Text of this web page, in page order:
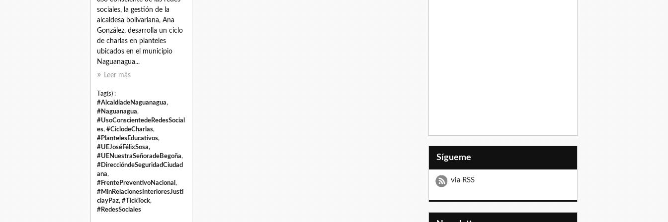
sociales, la gestión de la
alcaldesa bolivariana, Ana
González, desarrolla un ciclo
de charlas en planteles
ubicados en el municipio
Naguanagua...
Leer más
Tag(s) :
#AlcaldíadeNaguanagua,
#Naguanagua,
#UsoConscientedeRedesSocial
es, #CiclodeCharlas,
#PlantelesEducativos,
#UEJoséFélixSosa,
#UENuestraSeñoradeBegoña,
#DireccióndeSeguridadCiudad
ana,
#FrentePreventivoNacional ,
#MinRelacionesInterioresJusti
ciayPaz, #TickTock,
#RedesSociales
Sígueme
via RSS